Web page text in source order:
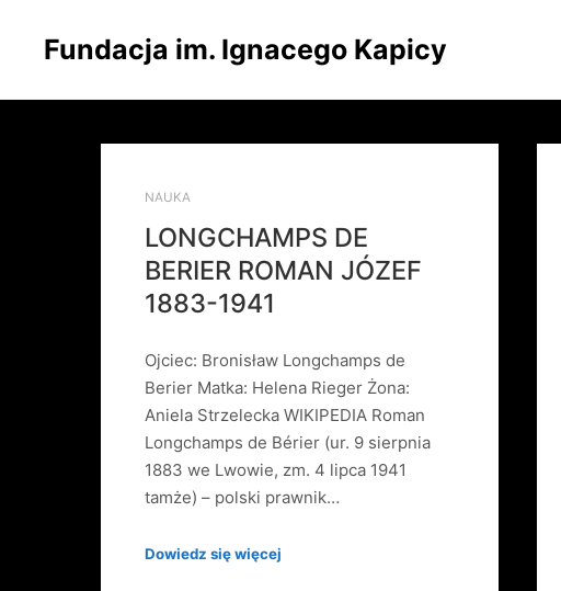
Fundacja im. Ignacego Kapicy
NAUKA
LONGCHAMPS DE
BERIER ROMAN JÓZEF
1883-1941
Ojciec: Bronisław Longchamps de
Berier Matka: Helena Rieger Żona:
Aniela Strzelecka WIKIPEDIA Roman
Longchamps de Bérier (ur. 9 sierpnia
1883 we Lwowie, zm. 4 lipca 1941
tamże) – polski prawnik…
Dowiedz się więcej